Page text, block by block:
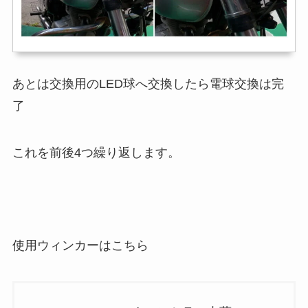
あとは交換用のLED球へ交換したら電球交換は完
了
これを前後4つ繰り返します。
使用ウィンカーはこちら